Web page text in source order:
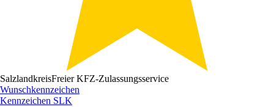
SalzlandkreisFreier KFZ-Zulassungsservice
Wunschkennzeichen
Kennzeichen SLK